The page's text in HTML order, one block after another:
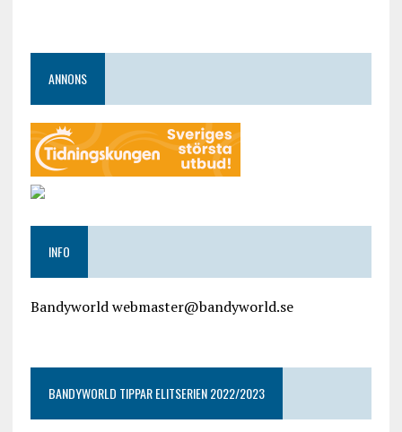
ANNONS
INFO
Bandyworld webmaster@bandyworld.se
BANDYWORLD TIPPAR ELITSERIEN 2022/2023